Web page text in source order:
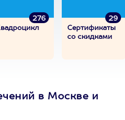
276
29
Сертификаты
со скидками
в Москве и